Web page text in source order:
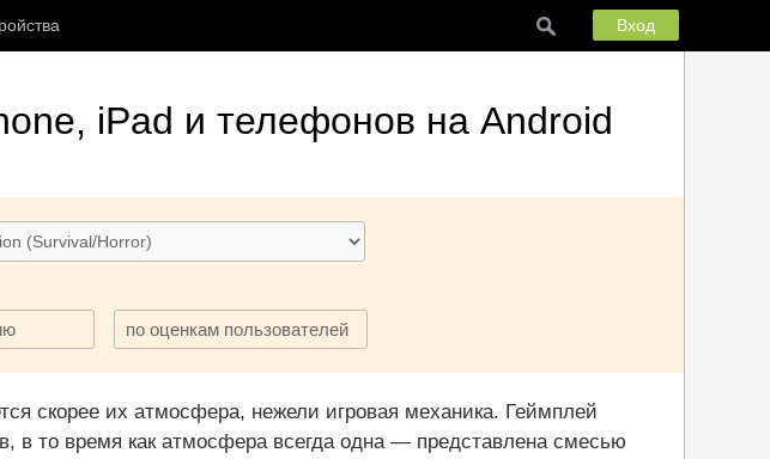
Вход
iPad и телефонов на Android
· по оценкам пользователей
скорее их атмосфера, нежели игровая механика. Геймплей
в то время как атмосфера всегда одна — представлена смесью